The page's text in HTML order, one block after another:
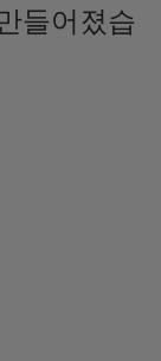
들어졌습